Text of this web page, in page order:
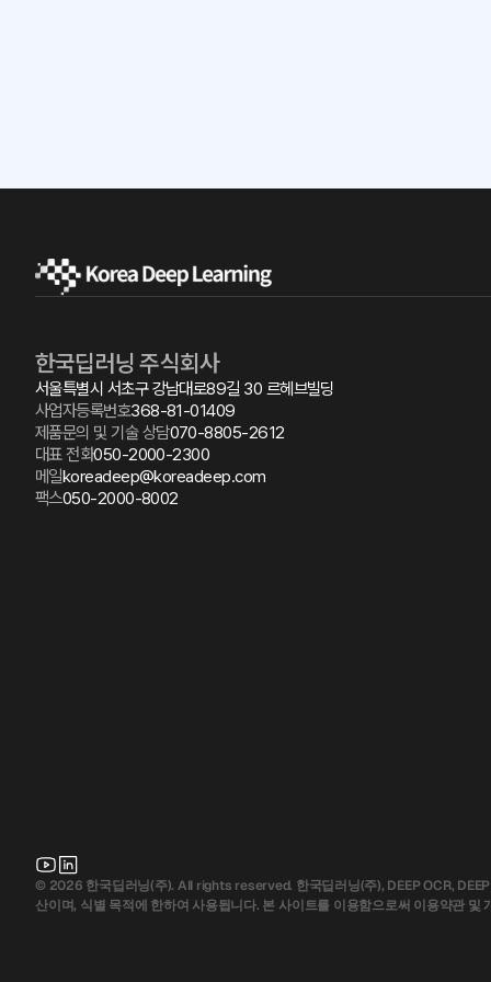
한국딥러닝 주식회사
서울특별시 서초구 강남대로89길 30 르헤브빌딩
사업자등록번호368-81-01409
제품문의 및 기술 상담070-8805-2612
대표 전화050-2000-2300
메일koreadeep@koreadeep.com
팩스050-2000-8002
© 2026 한국딥러닝(주). All rights reserved. 한국딥러닝(주), DEEP OCR,
산이며, 식별 목적에 한하여 사용됩니다. 본 사이트를 이용함으로써 이용약관